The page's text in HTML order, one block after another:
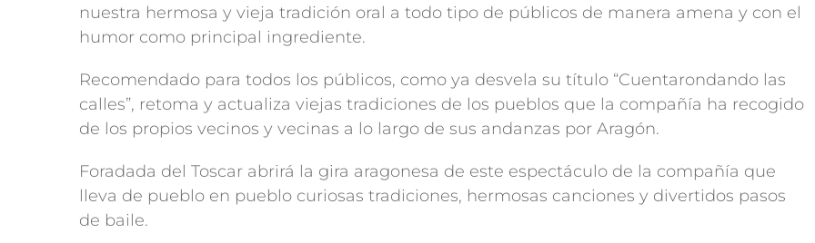
nuestra hermosa y vieja tradición oral a todo tipo de públicos de manera amena y con el
humor como principal ingrediente.
Recomendado para todos los públicos, como ya desvela su título “Cuentarondando las
calles”, retoma y actualiza viejas tradiciones de los pueblos que la compañía ha recogido
de los propios vecinos y vecinas a lo largo de sus andanzas por Aragón.
Foradada del Toscar abrirá la gira aragonesa de este espectáculo de la compañía que
lleva de pueblo en pueblo curiosas tradiciones, hermosas canciones y divertidos pasos
de baile.